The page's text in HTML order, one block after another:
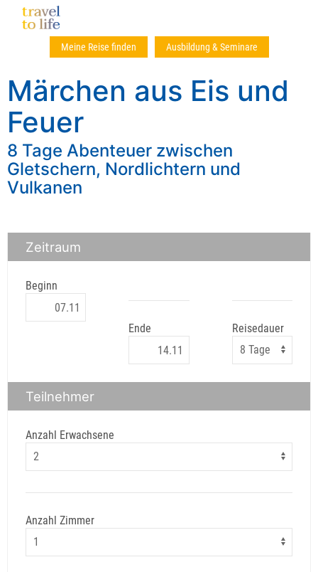
Meine Reise finden Ausbildung & Seminare
Märchen aus Eis und
Feuer
8 Tage Abenteuer zwischen
Gletschern, Nordlichtern und
Vulkanen
Zeitraum
Beginn
Ende Reisedauer
Teilnehmer
Anzahl Erwachsene
Anzahl Zimmer